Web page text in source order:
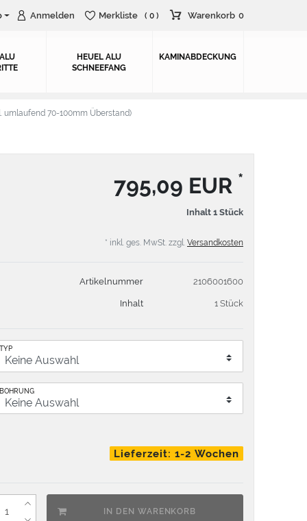
Anmelden Merkliste ( 0 ) Warenkorb 0
HEUEL ALU
SCHNEEFANG
KAMINABDECKUNG
umlaufend 70-100mm Überstand)
795,09 EUR *
Inhalt 1 Stück
* inkl. ges. MwSt. zzgl. Versandkosten
Artikelnummer 2106001600
Inhalt 1 Stück
TYP
BOHRUNG
Lieferzeit: 1-2 Wochen
IN DEN WARENKORB